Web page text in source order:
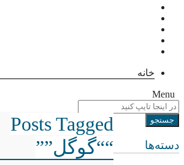
خانه
Menu
دسته‌ها
Posts Tagged
““گوگل””